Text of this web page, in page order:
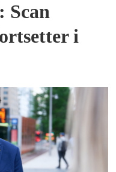
Scan
i